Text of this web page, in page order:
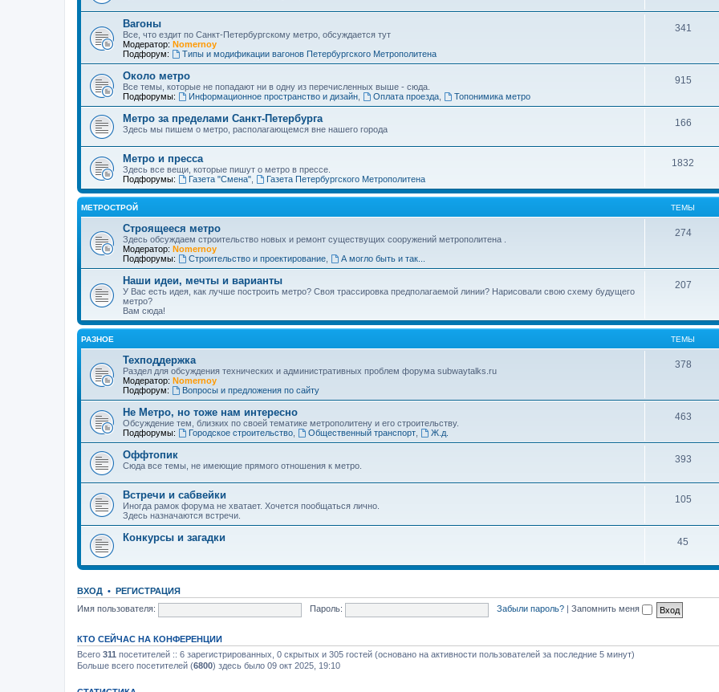
Вагоны
Все, что ездит по Санкт-Петербургскому метро, обсуждается тут
Модератор: Nomernoy
Подфорум:
Типы и модификации вагонов Петербургского Метрополитена
341
Около метро
Все темы, которые не попадают ни в одну из перечисленных выше - сюда.
Подфорумы:
Информационное пространство и дизайн, Оплата проезда, Топонимика метро
915
Метро за пределами Санкт-Петербурга
Здесь мы пишем о метро, располагающемся вне нашего города
166
Метро и пресса
Здесь все вещи, которые пишут о метро в прессе.
Подфорумы:
Газета "Смена", Газета Петербургского Метрополитена
1832
МЕТРОСТРОЙ ТЕМЫ
Строящееся метро
Здесь обсуждаем строительство новых и ремонт существущих сооружений метрополитена .
Модератор: Nomernoy
Подфорумы:
Строительство и проектирование, А могло быть и так...
274
Наши идеи, мечты и варианты
У Вас есть идея, как лучше построить метро? Своя трассировка предполагаемой линии? Нарисовали свою схему будущего
метро?
Вам сюда!
207
РАЗНОЕ ТЕМЫ
Техподдержка
Раздел для обсуждения технических и административных проблем форума subwaytalks.ru
Модератор: Nomernoy
Подфорум:
Вопросы и предложения по сайту
378
Не Метро, но тоже нам интересно
Обсуждение тем, близких по своей тематике метрополитену и его строительству.
Подфорумы:
Городское строительство, Общественный транспорт, Ж.д.
463
Оффтопик
Сюда все темы, не имеющие прямого отношения к метро.
393
Встречи и сабвейки
Иногда рамок форума не хватает. Хочется пообщаться лично.
Здесь назначаются встречи.
105
Конкурсы и загадки 45
ВХОД • РЕГИСТРАЦИЯ
Имя пользователя:
Пароль: Забыли пароль? Запомнить меня
КТО СЕЙЧАС НА КОНФЕРЕНЦИИ
Всего 311 посетителей :: 6 зарегистрированных, 0 скрытых и 305 гостей (основано на активности пользователей за последние 5 минут)
Больше всего посетителей (6800) здесь было 09 окт 2025, 19:10